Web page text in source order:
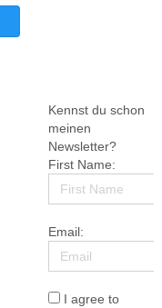
Kennst du schon
meinen
Newsletter?
First Name:
Email:
I agree to